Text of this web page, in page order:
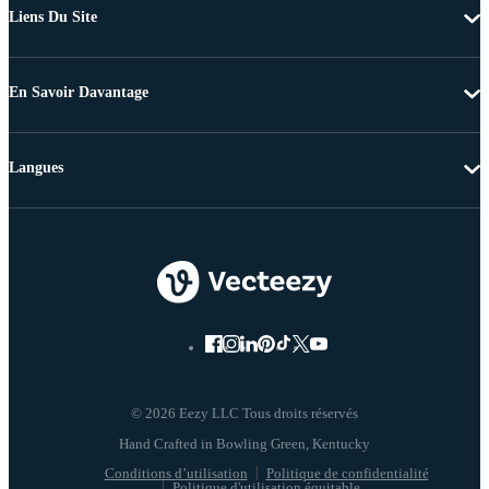
Liens Du Site
En Savoir Davantage
© 2026 Eezy LLC Tous droits réservés
Conditions d’utilisation
Politique de confidentialité
Langues